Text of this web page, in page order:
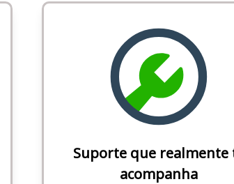
Suporte que realmente
acompanha